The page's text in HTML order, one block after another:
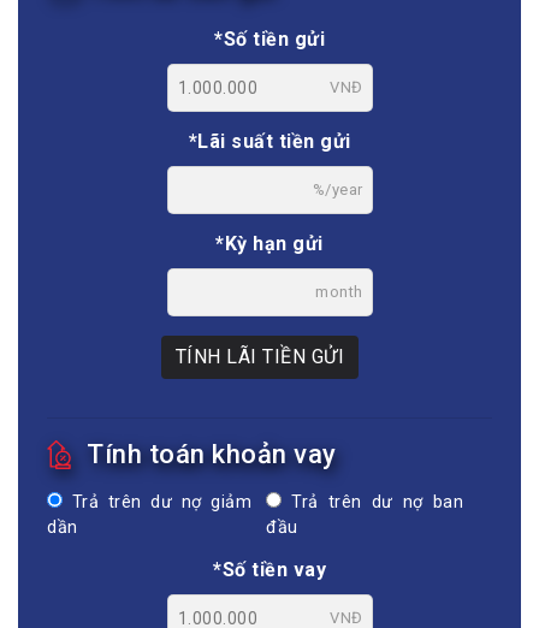
*Số tiền gửi
VNĐ
*Lãi suất tiền gửi
%/year
*Kỳ hạn gửi
month
TÍNH LÃI TIỀN GỬI
Tính toán khoản vay
Trả trên dư nợ giảm
dần
Trả trên dư nợ ban
đầu
*Số tiền vay
VNĐ